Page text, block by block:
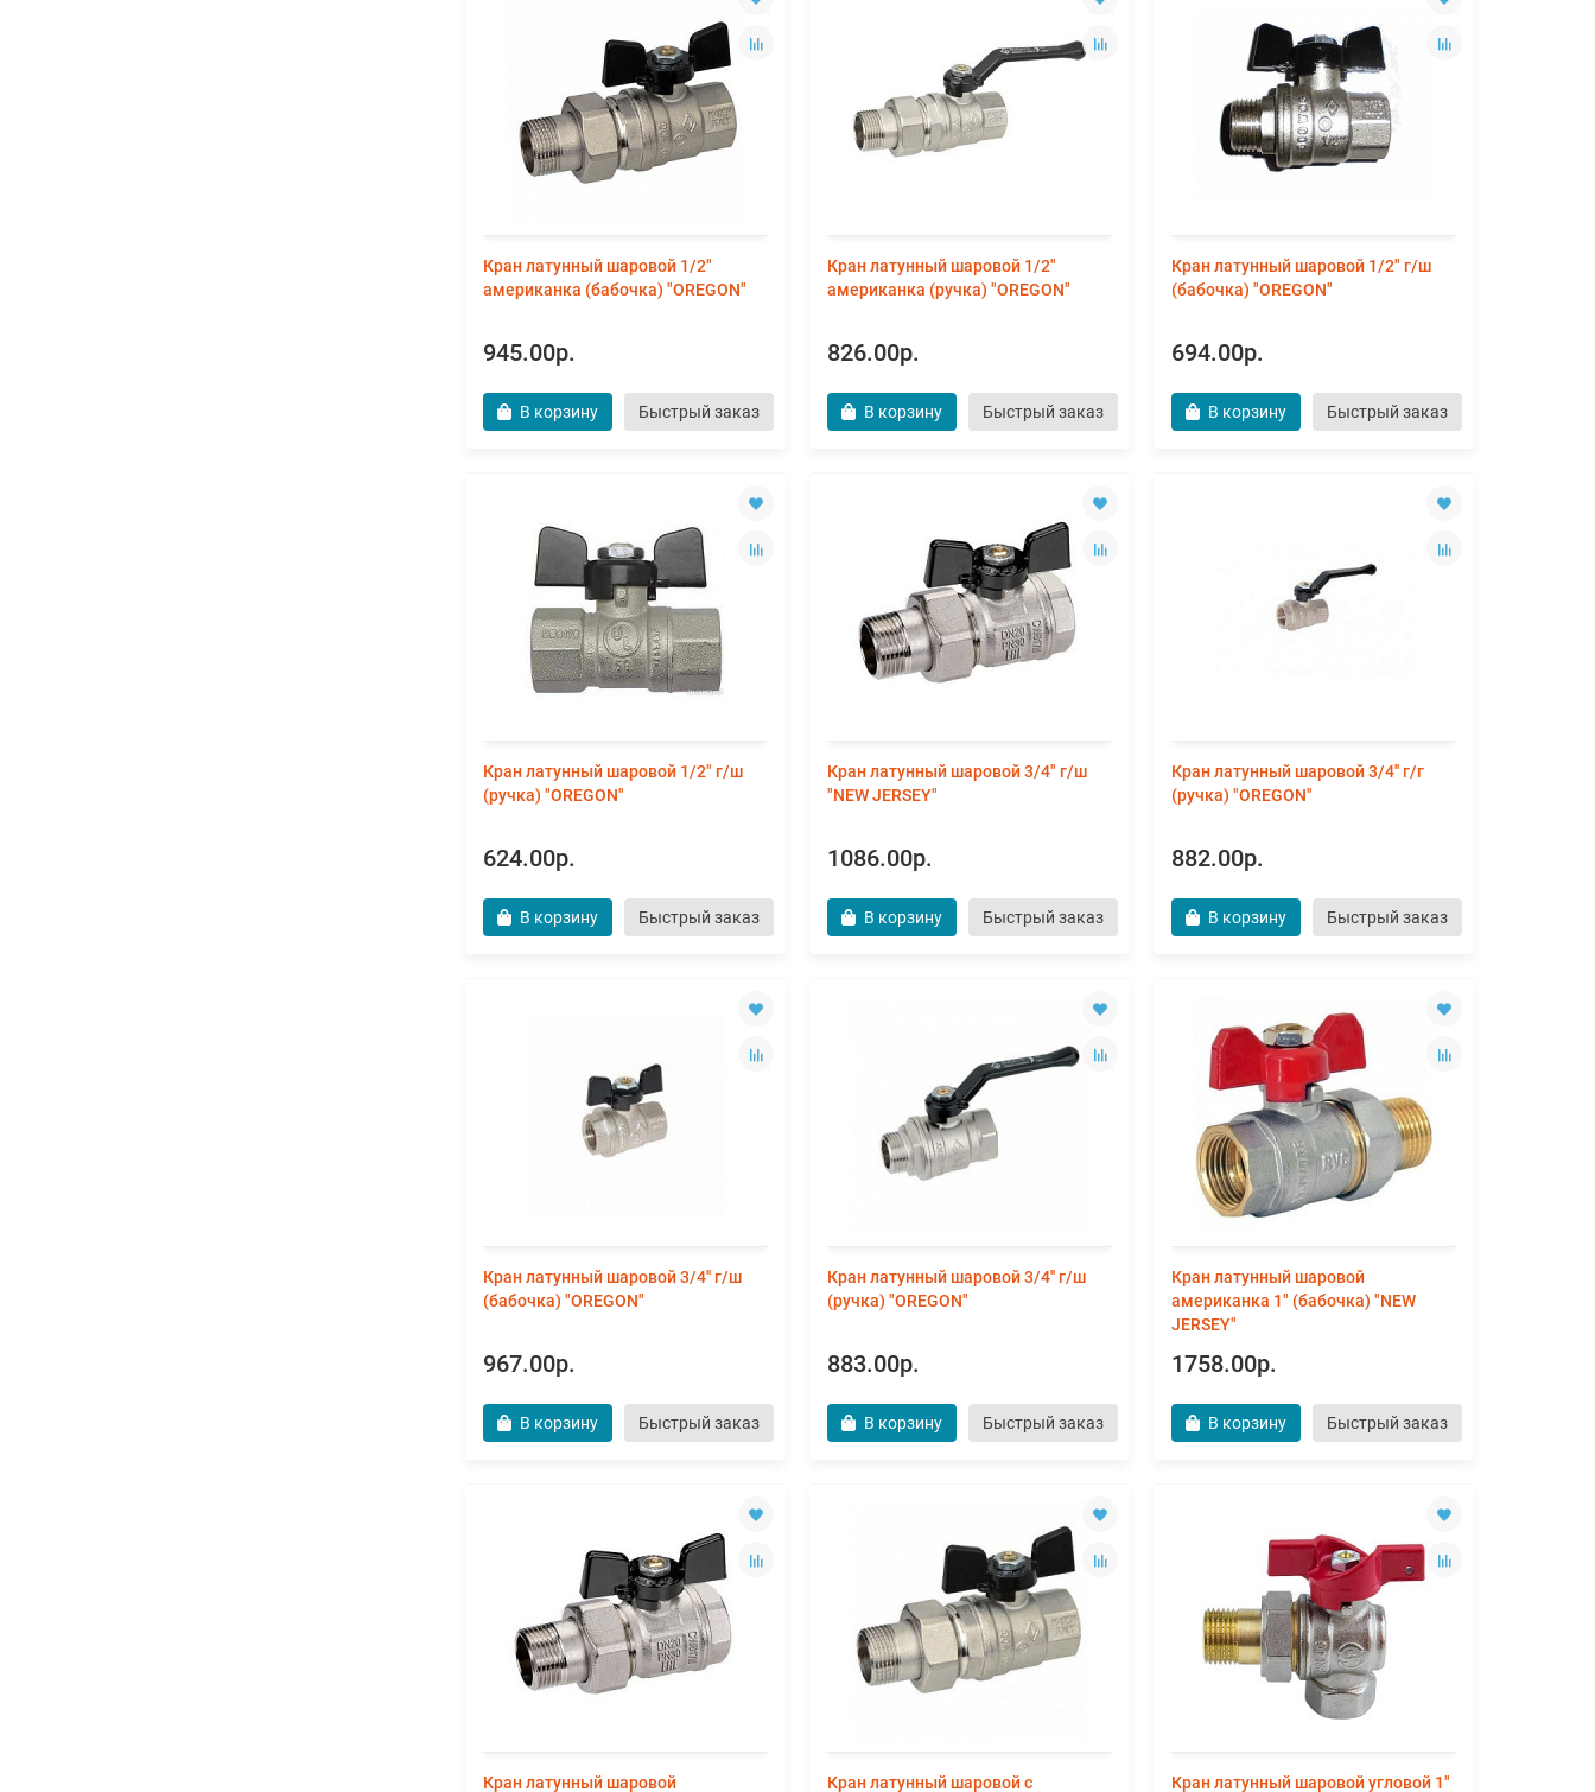
Кран латунный шаровой 1/2"
американка (бабочка) "OREGON"
945.00р.
В корзину Быстрый заказ
Кран латунный шаровой 1/2"
американка (ручка) "OREGON"
826.00р.
В корзину Быстрый заказ
Кран латунный шаровой 1/2" г/ш
(бабочка) "OREGON"
694.00р.
В корзину Быстрый заказ
Кран латунный шаровой 1/2" г/ш
(ручка) "OREGON"
624.00р.
В корзину Быстрый заказ
Кран латунный шаровой 3/4" г/ш
"NEW JERSEY"
1086.00р.
В корзину Быстрый заказ
Кран латунный шаровой 3/4'' г/г
(ручка) "OREGON"
882.00р.
В корзину Быстрый заказ
Кран латунный шаровой 3/4'' г/ш
(бабочка) "OREGON"
967.00р.
В корзину Быстрый заказ
Кран латунный шаровой 3/4'' г/ш
(ручка) "OREGON"
883.00р.
В корзину Быстрый заказ
Кран латунный шаровой
американка 1" (бабочка) "NEW
JERSEY"
1758.00р.
В корзину Быстрый заказ
Кран латунный шаровой Кран латунный шаровой с Кран латунный шаровой угловой 1"